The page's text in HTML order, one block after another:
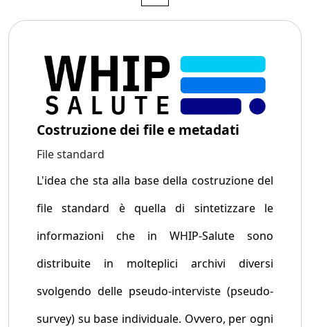
Costruzione dei file e metadati
File standard
L'idea che sta alla base della costruzione del
file standard è quella di sintetizzare le
informazioni che in WHIP-Salute sono
distribuite in molteplici archivi diversi
svolgendo delle pseudo-interviste (pseudo-
survey) su base individuale. Ovvero, per ogni